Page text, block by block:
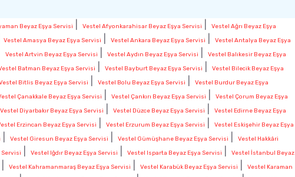
Beyaz Eşya Servisi Vestel Afyonkarahisar Beyaz Eşya Servisi
Vestel Ağrı Beyaz Eşya
Vestel Amasya Beyaz Eşya Servisi Vestel Ankara Beyaz Eşya Servisi
Vestel Antalya Beyaz Eşya
Vestel Artvin Beyaz Eşya Servisi Vestel Aydın Beyaz Eşya Servisi
Vestel Balıkesir Beyaz Eşya
Batman Beyaz Eşya Servisi Vestel Bayburt Beyaz Eşya Servisi
Vestel Bilecik Beyaz Eşya
Bitlis Beyaz Eşya Servisi Vestel Bolu Beyaz Eşya Servisi
Vestel Burdur Beyaz Eşya
Çanakkale Beyaz Eşya Servisi Vestel Çankırı Beyaz Eşya Servisi
Vestel Çorum Beyaz Eşya
Vestel Diyarbakır Beyaz Eşya Servisi Vestel Düzce Beyaz Eşya Servisi
Vestel Edirne Beyaz Eşya
Erzincan Beyaz Eşya Servisi Vestel Erzurum Beyaz Eşya Servisi
Vestel Eskişehir Beyaz Eşya
Vestel Giresun Beyaz Eşya Servisi Vestel Gümüşhane Beyaz Eşya Servisi
Vestel Hakkâri
Servisi Vestel Iğdır Beyaz Eşya Servisi Vestel Isparta Beyaz Eşya Servisi
Vestel İstanbul Beyaz
Vestel Kahramanmaraş Beyaz Eşya Servisi Vestel Karabük Beyaz Eşya Servisi
Vestel Karaman